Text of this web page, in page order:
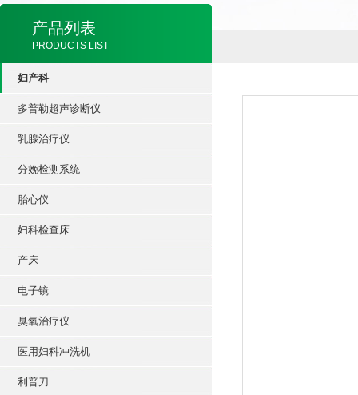
产品列表
PRODUCTS LIST
妇产科
多普勒超声诊断仪
乳腺治疗仪
分娩检测系统
胎心仪
妇科检查床
产床
电子镜
臭氧治疗仪
医用妇科冲洗机
利普刀